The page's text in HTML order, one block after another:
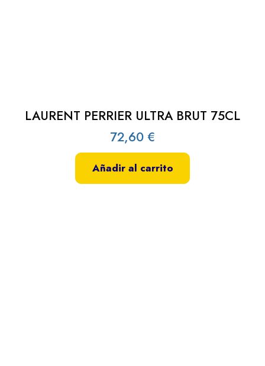
LAURENT PERRIER ULTRA BRUT 75CL
72,60 €
Añadir al carrito